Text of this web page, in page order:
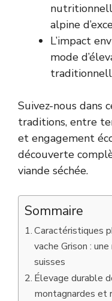
alpine
L’impact
mode
Suivez-nous dans
traditions, entre
et engagement
découverte
viande séchée.
Sommaire
Caractéristiques
vache Grison :
suisses
Élevage durable
montagnardes et